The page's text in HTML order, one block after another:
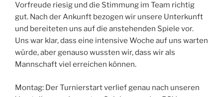
Vorfreude riesig und die Stimmung im Team richtig
gut. Nach der Ankunft bezogen wir unsere Unterkunft
und bereiteten uns auf die anstehenden Spiele vor.
Uns war klar, dass eine intensive Woche auf uns warten
würde, aber genauso wussten wir, dass wir als
Mannschaft viel erreichen können.
Montag: Der Turnierstart verlief genau nach unseren